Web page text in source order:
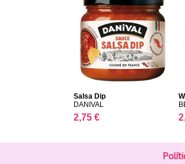
Salsa Dip
DANIVAL
2,75 €